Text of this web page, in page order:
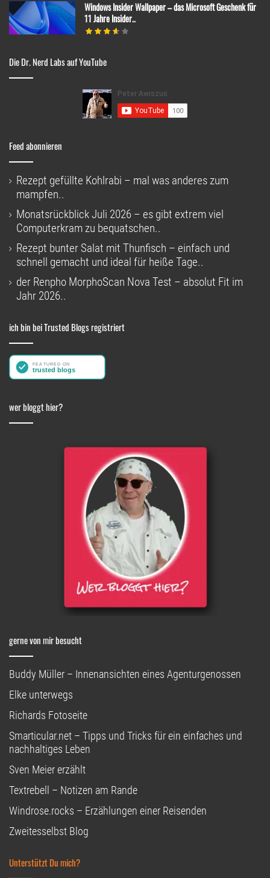
Windows Insider Wallpaper – das Microsoft Geschenk für
11 Jahre Insider..
Die Dr. Nerd Labs auf YouTube
Feed abonnieren
Rezept gefüllte Kohlrabi – mal was anderes zum
mampfen..
Monatsrückblick Juli 2026 – es gibt extrem viel
Computerkram zu bequatschen..
Rezept bunter Salat mit Thunfisch – einfach und
schnell gemacht und ideal für heiße Tage..
der Renpho MorphoScan Nova Test – absolut Fit im
Jahr 2026..
ich bin bei Trusted Blogs registriert
wer bloggt hier?
gerne von mir besucht
Buddy Müller – Innenansichten eines Agenturgenossen
Elke unterwegs
Richards Fotoseite
Smarticular.net – Tipps und Tricks für ein einfaches und
nachhaltiges Leben
Sven Meier erzählt
Textrebell – Notizen am Rande
Windrose.rocks – Erzählungen einer Reisenden
Zweitesselbst Blog
Unterstützt Du mich?